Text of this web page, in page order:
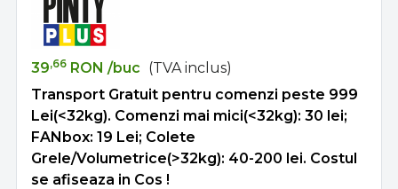
39,66 RON /buc (TVA inclus)
Transport Gratuit pentru comenzi peste 999
Lei(<32kg). Comenzi mai mici(<32kg): 30 lei;
FANbox: 19 Lei; Colete
Grele/Volumetrice(>32kg): 40-200 lei. Costul
se afiseaza in Cos !